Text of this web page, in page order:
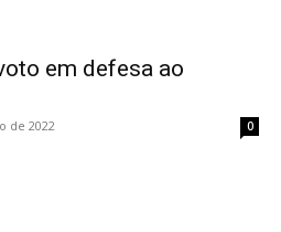
em defesa ao
de 2022 0